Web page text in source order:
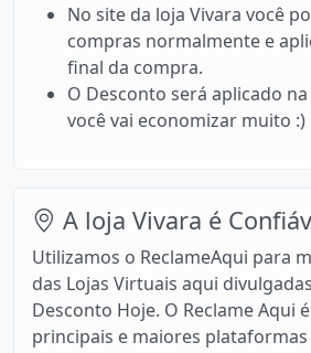
No site da loja Vivara você
compras normalmente e
final da compra.
O Desconto será aplicado
você vai economizar muito :)
A loja Vivara é
Utilizamos o ReclameAqui para
das Lojas Virtuais aqui
Desconto Hoje. O Reclame Aqui
principais e maiores